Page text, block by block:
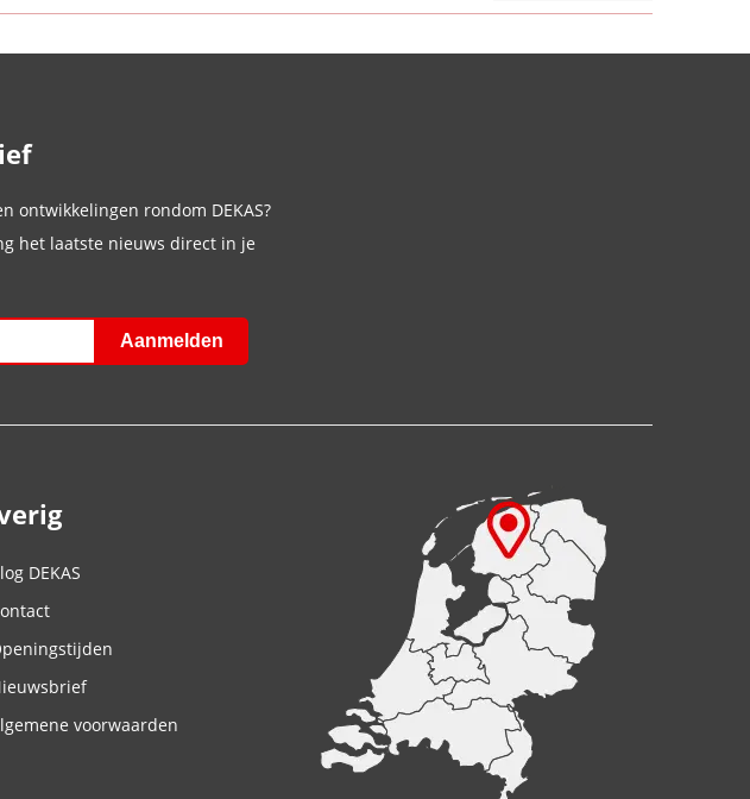
ontwikkelingen rondom DEKAS?
het laatste nieuws direct in je
DEKAS
voorwaarden